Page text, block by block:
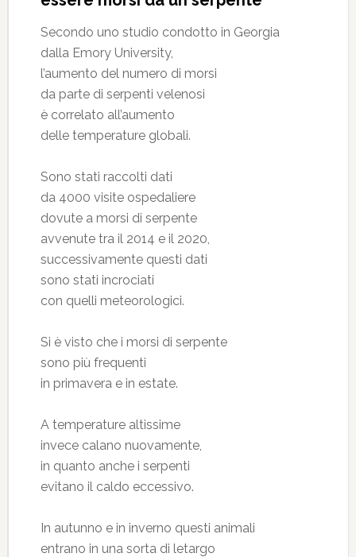
Secondo uno studio condotto in Georgia
dalla Emory University,
l’aumento del numero di morsi
da parte di serpenti velenosi
è correlato all’aumento
delle temperature globali.
Sono stati raccolti dati
da 4000 visite ospedaliere
dovute a morsi di serpente
avvenute tra il 2014 e il 2020,
successivamente questi dati
sono stati incrociati
con quelli meteorologici.
Si è visto che i morsi di serpente
sono più frequenti
in primavera e in estate.
A temperature altissime
invece calano nuovamente,
in quanto anche i serpenti
evitano il caldo eccessivo.
In autunno e in inverno questi animali
entrano in una sorta di letargo